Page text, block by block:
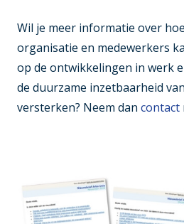
Wil je meer informatie over
organisatie en medewerkers
op de ontwikkelingen in werk
de duurzame inzetbaarheid
versterken? Neem dan contact